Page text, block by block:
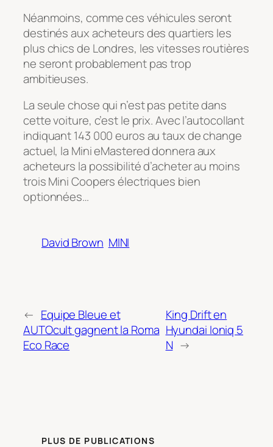
Néanmoins, comme ces véhicules seront
destinés aux acheteurs des quartiers les
plus chics de Londres, les vitesses routières
ne seront probablement pas trop
ambitieuses.
La seule chose qui n’est pas petite dans
cette voiture, c’est le prix. Avec l’autocollant
indiquant 143 000 euros au taux de change
actuel, la Mini eMastered donnera aux
acheteurs la possibilité d’acheter au moins
trois Mini Coopers électriques bien
optionnées…
David Brown MINI
← Equipe Bleue et
AUTOcult gagnent la Roma
Eco Race
King Drift en
Hyundai Ioniq 5
N →
PLUS DE PUBLICATIONS